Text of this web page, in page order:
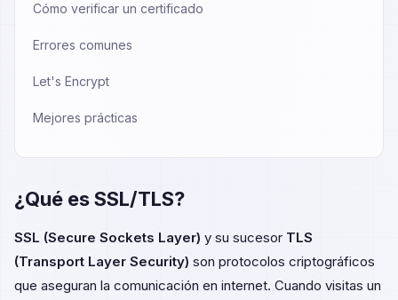
Cómo verificar un certificado
Errores comunes
Let's Encrypt
Mejores prácticas
¿Qué es SSL/TLS?
SSL (Secure Sockets Layer) y su sucesor TLS
(Transport Layer Security) son protocolos criptográficos
que aseguran la comunicación en internet. Cuando visitas un